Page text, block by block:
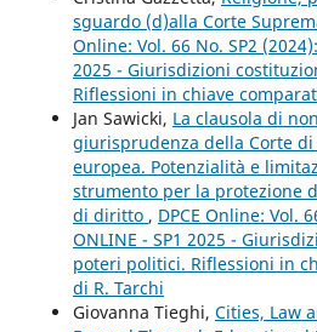
sguardo (d)alla Corte
Online: Vol. 66 No. SP2
2025 - Giurisdizioni
Riflessioni in chiave
Jan Sawicki, La clausola di
giurisprudenza della Corte
europea. Potenzialità e
strumento per la protezione
di diritto , DPCE Online: Vol.
ONLINE - SP1 2025 -
poteri politici. Riflessioni in
di R. Tarchi
Giovanna Tieghi, Cities, Law